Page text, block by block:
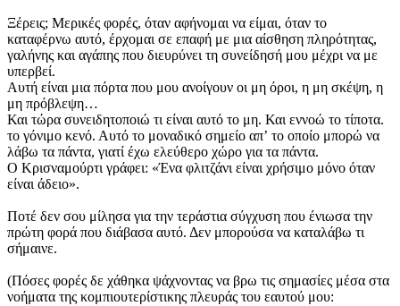
Ξέρεις; Μερικές φορές, όταν αφήνομαι να είμαι, όταν το
καταφέρνω αυτό, έρχομαι σε επαφή με μια αίσθηση πληρότητας,
γαλήνης και αγάπης που διευρύνει τη συνείδησή μου μέχρι να με
υπερβεί.
Αυτή είναι μια πόρτα που μου ανοίγουν οι μη όροι, η μη σκέψη, η
μη πρόβλεψη…
Και τώρα συνειδητοποιώ τι είναι αυτό το μη. Και εννοώ το τίποτα.
το γόνιμο κενό. Αυτό το μοναδικό σημείο απʼ το οποίο μπορώ να
λάβω τα πάντα, γιατί έχω ελεύθερο χώρο για τα πάντα.
Ο Κρισναμούρτι γράφει: «Ένα φλιτζάνι είναι χρήσιμο μόνο όταν
είναι άδειο».
Ποτέ δεν σου μίλησα για την τεράστια σύγχυση που ένιωσα την
πρώτη φορά που διάβασα αυτό. Δεν μπορούσα να καταλάβω τι
σήμαινε.
(Πόσες φορές δε χάθηκα ψάχνοντας να βρω τις σημα­σίες μέσα στα
νοήματα της κομπιουτερίστικης πλευράς του εαυτού μου: